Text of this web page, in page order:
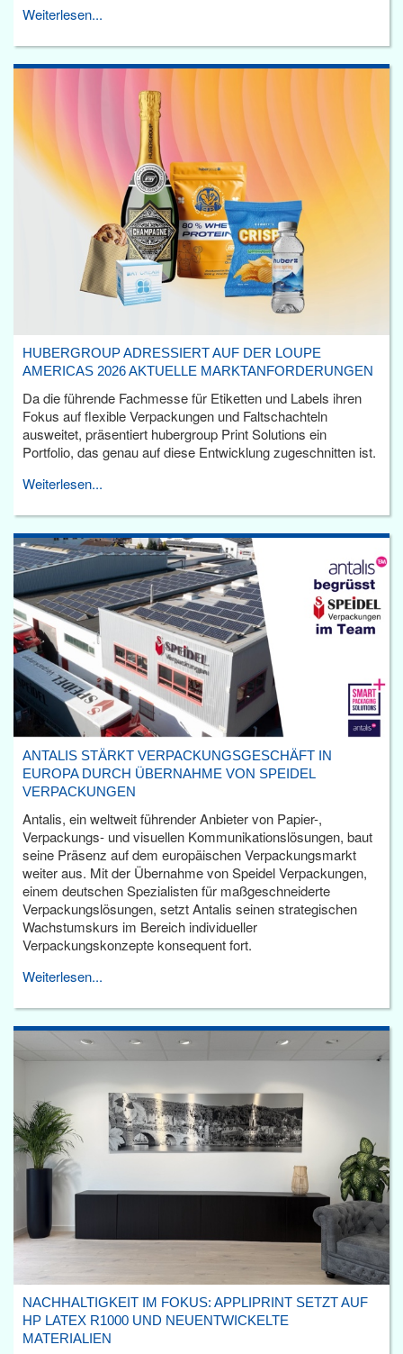
Weiterlesen...
HUBERGROUP ADRESSIERT AUF DER LOUPE
AMERICAS 2026 AKTUELLE MARKTANFORDERUNGEN
Da die führende Fachmesse für Etiketten und Labels ihren
Fokus auf flexible Verpackungen und Faltschachteln
ausweitet, präsentiert hubergroup Print Solutions ein
Portfolio, das genau auf diese Entwicklung zugeschnitten ist.
Weiterlesen...
ANTALIS STÄRKT VERPACKUNGSGESCHÄFT IN
EUROPA DURCH ÜBERNAHME VON SPEIDEL
VERPACKUNGEN
Antalis, ein weltweit führender Anbieter von Papier-,
Verpackungs- und visuellen Kommunikationslösungen, baut
seine Präsenz auf dem europäischen Verpackungsmarkt
weiter aus. Mit der Übernahme von Speidel Verpackungen,
einem deutschen Spezialisten für maßgeschneiderte
Verpackungslösungen, setzt Antalis seinen strategischen
Wachstumskurs im Bereich individueller
Verpackungskonzepte konsequent fort.
Weiterlesen...
NACHHALTIGKEIT IM FOKUS: APPLIPRINT SETZT AUF
HP LATEX R1000 UND NEUENTWICKELTE
MATERIALIEN